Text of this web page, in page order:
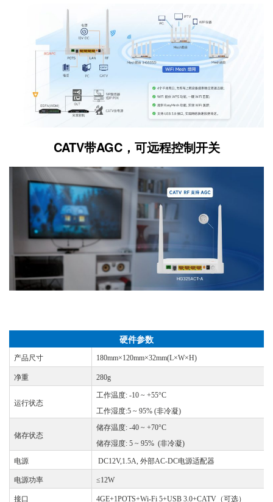
CATV带AGC，可远程控制开关
硬件参数
产品尺寸 180mm×120mm×32mm(L×W×H)
净重 280g
运行状态
工作温度: -10 ~ +55°C
工作湿度:5 ~ 95% (非冷凝)
储存状态
储存温度: -40 ~ +70°C
储存湿度: 5 ~ 95% (非冷凝)
电源 DC12V,1.5A, 外部AC-DC电源适配器
电源功率 ≤12W
接口 4GE+1POTS+Wi-Fi 5+USB 3.0+CATV （可选）